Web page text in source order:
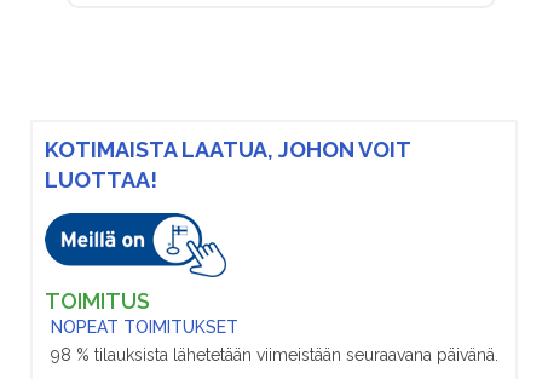
KOTIMAISTA LAATUA, JOHON VOIT
LUOTTAA!
TOIMITUS
NOPEAT TOIMITUKSET
98 % tilauksista lähetetään viimeistään seuraavana päivänä.